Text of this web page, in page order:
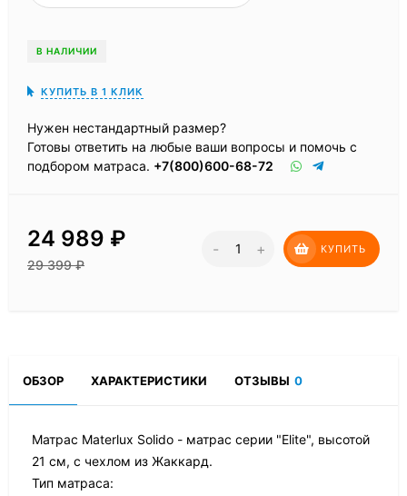
В НАЛИЧИИ
КУПИТЬ В 1 КЛИК
Нужен нестандартный размер?
Готовы ответить на любые ваши вопросы и помочь с
подбором матраса. +7(800)600-68-72
24 989 ₽
29 399₽
- + КУПИТЬ
ОБЗОР ХАРАКТЕРИСТИКИ ОТЗЫВЫ 0
Матрас Materlux Solido - матрас серии "Elite", высотой
21 см, с чехлом из Жаккард.
Тип матраса: